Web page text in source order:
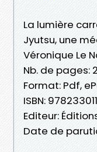
La lumière
Jyutsu, une
Véronique Le
Nb. de pages:
Format: Pdf,
ISBN:
Editeur:
Date de